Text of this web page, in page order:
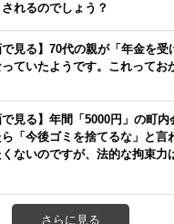
れるのでしょう？
で見る】70代の親が「年金を受
ていたようです。これってお
で見る】年間「5000円」の町
「今後ゴミを捨てるな」と言
ないのですが、法的な拘束力
さらに見る